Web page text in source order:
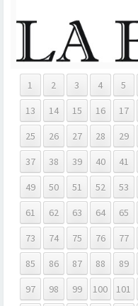
1 2 3 4 5
13
14 15 16 17
25
26 27 28 29
37
38 39 40 41
49
50 51 52 53
61
62 63 64 65
73
74 75 76 77
85
86 87 88 89
97
98 99 100 101